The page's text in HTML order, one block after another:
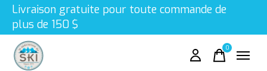
Livraison gratuite pour toute commande de
plus de 150 $
0items